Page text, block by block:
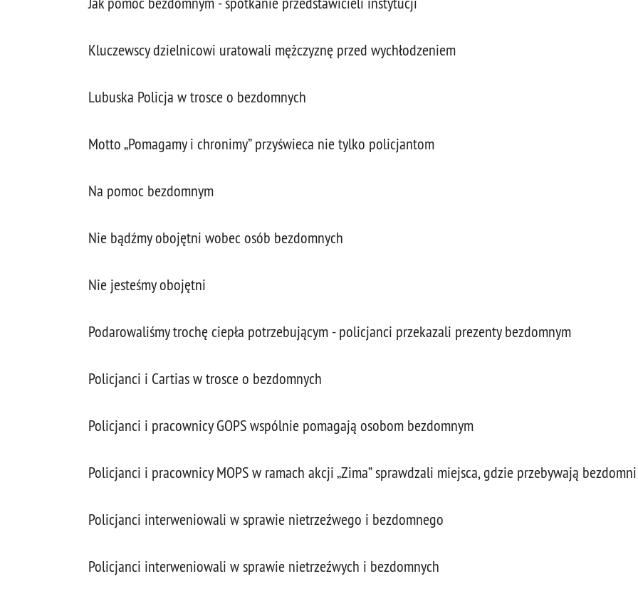
Kluczewscy dzielnicowi uratowali mężczyznę przed wychłodzeniem
Lubuska Policja w trosce o bezdomnych
Motto „Pomagamy i chronimy” przyświeca nie tylko policjantom
Na pomoc bezdomnym
Nie bądźmy obojętni wobec osób bezdomnych
Nie jesteśmy obojętni
Podarowaliśmy trochę ciepła potrzebującym - policjanci przekazali prezenty bezdomnym
Policjanci i Cartias w trosce o bezdomnych
Policjanci i pracownicy GOPS wspólnie pomagają osobom bezdomnym
Policjanci i pracownicy MOPS w ramach akcji „Zima” sprawdzali miejsca, gdzie przebywają
Policjanci interweniowali w sprawie nietrzeźwego i bezdomnego
Policjanci interweniowali w sprawie nietrzeźwych i bezdomnych